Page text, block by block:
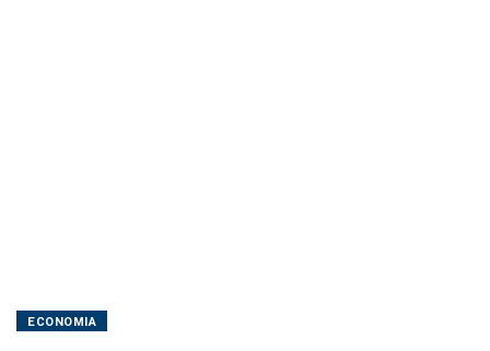
ECONOMIA